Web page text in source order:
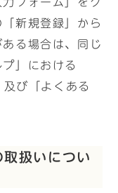
新規登録」から
る場合は、同じ
」における
び「よくある
扱いについ